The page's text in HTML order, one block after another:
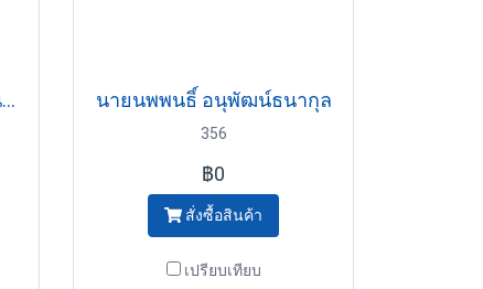
นางสาวสุชนิตน์ พานรัตตินนท์ นายนพพนธิ์ อนุพัฒน์ธนากุล
356
฿0
สั่งซื้อสินค้า
เปรียบเทียบ